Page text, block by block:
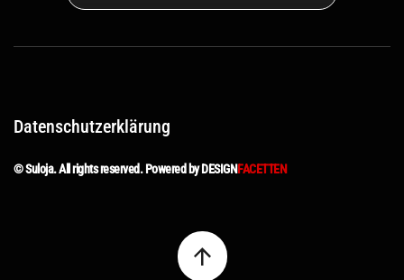
Datenschutzerklärung
© Suloja. All rights reserved. Powered by DESIGNFACETTEN